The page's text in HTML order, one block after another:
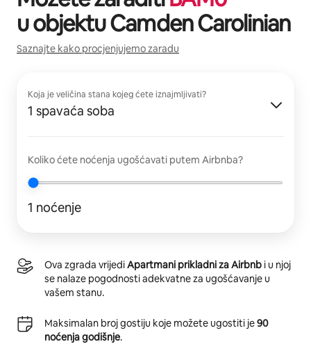
u objektuCamden Carolinian
Saznajte kako procjenjujemo zaradu
Koja je veličina stana kojeg ćete iznajmljivati?
1 spavaća soba
Koliko ćete noćenja ugošćavati putem Airbnba?
1 noćenje
Ova zgrada vrijediApartmani prikladni za Airbnb i u njoj
se nalaze pogodnosti adekvatne za ugošćavanje u
vašem stanu.
Maksimalan broj gostiju koje možete ugostiti je90
noćenja godišnje.